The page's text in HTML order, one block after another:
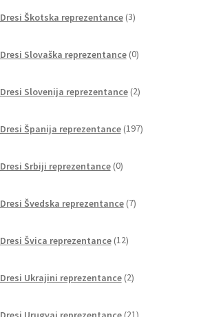
Dresi Škotska reprezentance 3izdelki
Dresi Slovaška reprezentance 0izdelkov
Dresi Slovenija reprezentance 2izdelka
Dresi Španija reprezentance 197izdelkov
Dresi Srbiji reprezentance 0izdelkov
Dresi Švedska reprezentance 7izdelkov
Dresi Švica reprezentance 12izdelkov
Dresi Ukrajini reprezentance 2izdelka